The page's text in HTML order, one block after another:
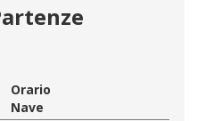
Orario
Nave